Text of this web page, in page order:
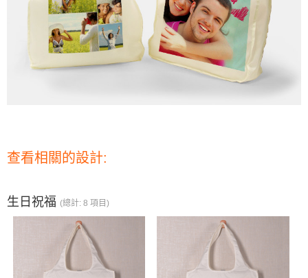
查看相關的設計:
生日祝福 (總計: 8 項目)